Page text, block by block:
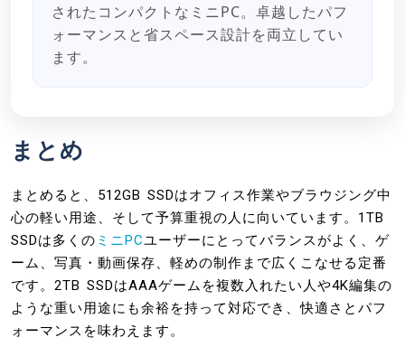
されたコンパクトなミニPC。卓越したパフ
ォーマンスと省スペース設計を両立してい
ます。
まとめ
まとめると、512GB SSDはオフィス作業やブラウジング中
心の軽い用途、そして予算重視の人に向いています。1TB
SSDは多くの ミニPCユーザーにとってバランスがよく、ゲ
ーム、写真・動画保存、軽めの制作まで広くこなせる定番
です。2TB SSDはAAAゲームを複数入れたい人や4K編集の
ような重い用途にも余裕を持って対応でき、快適さとパフ
ォーマンスを味わえます。